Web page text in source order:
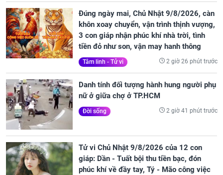
Đúng ngày mai, Chủ Nhật 9/8/2026, càn
khôn xoay chuyển, vận trình thịnh vượng,
3 con giáp nhận phúc khí nhà trời, tình
tiền đỏ như son, vận may hanh thông
Tâm linh - Tử vi 2 giờ 26 phút trước
Danh tính đối tượng hành hung người phụ
nữ ở giữa chợ ở TP.HCM
Đời sống 2 giờ 41 phút trước
Tử vi Chủ Nhật 9/8/2026 của 12 con
giáp: Dần - Tuất bội thu tiền bạc, đón
phúc khí về đầy tay, Tý - Mão công việc